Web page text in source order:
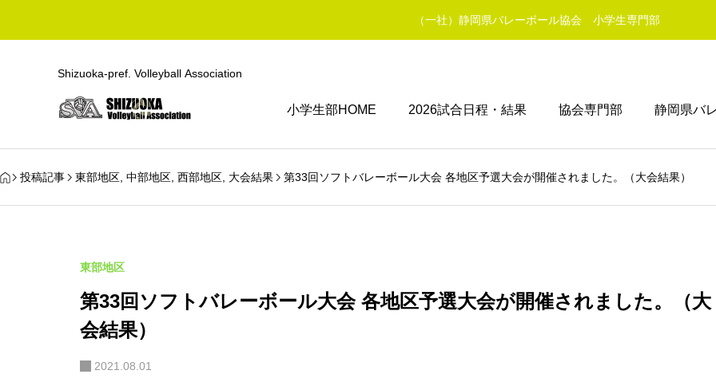
（一社）静岡県バレーボール協会 小学生専門部
Shizuoka-pref. Volleyball Association
小学生部HOME 2026試合日程・結果 協会専門部 静岡県バ
投稿記事 東部地区, 中部地区, 西部地区, 大会結果 第33回ソフトバレーボール大会 各地区予選大会が開催されました。（大会結果）
東部地区
第33回ソフトバレーボール大会 各地区予選大会が開催されました。（大
会結果）
2021.08.01